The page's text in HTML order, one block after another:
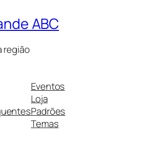
ABC
região
Eventos
Loja
Padrões
Temas